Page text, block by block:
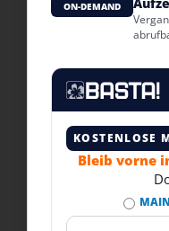
ON-DEMAND
KOSTENLOSE
Bleib vorne